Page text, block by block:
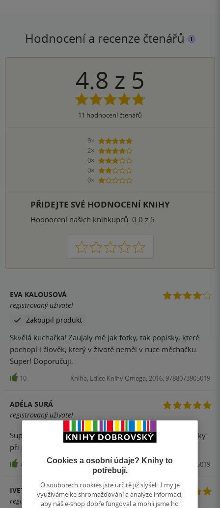
Hodnocení a recenze čtenářů
4.8 z 5
11 hodnocení čtenářů
9×
5 hvězdiček
2×
4 hvězdičky
0×
3 hvězdičky
0×
2 hvězdičky
0×
1 hvezdička
PŘIDEJTE SVÉ HODNOCENÍ KNIHY
Hodnocení našich knihkupců: 0.0 z 5
1 2 3 4 5
EVA KALOUSOVÁ
registrovaný uživatel
Zakoupil produkt
Skvělá kuchařka! Zaujaly mě jak fotky, tak popisky, které
pochopí i člověk, který v životě neměl v ruce měchačku.
Super! Doporučuji.
10 Kniha, Edice Knihy Omega, 2016, 9788073905019
ADÉLA SURÁ
registrovaný uživatel
Super jsou slané recepty. Co se mi moc líbí jsou nové triky
při pečení, které jsem se díky kuchařce naučila.
7 Kniha, Edice Knihy Omega, 2016, 9788073905019
IVETA MACOŠKOVÁ
registrovaný uživatel
Cookies a osobní údaje? Knihy to
potřebují.
O souborech cookies jste určitě již slyšeli. I my je
využíváme ke shromažďování a analýze informací,
aby náš e-shop dobře fungoval a mohli jsme ho